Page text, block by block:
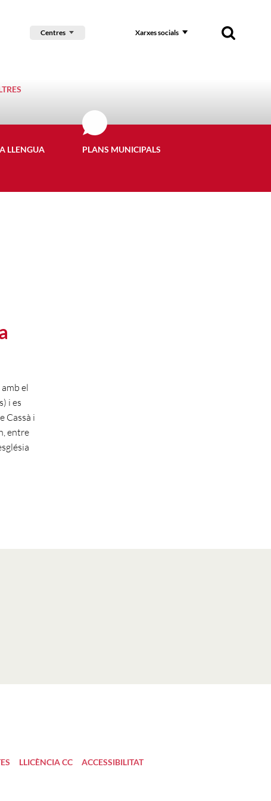
Centres Xarxes socials
LLENGUA PLANS MUNICIPALS
el
i es
Cassà i
entre
LLICÈNCIA CC ACCESSIBILITAT